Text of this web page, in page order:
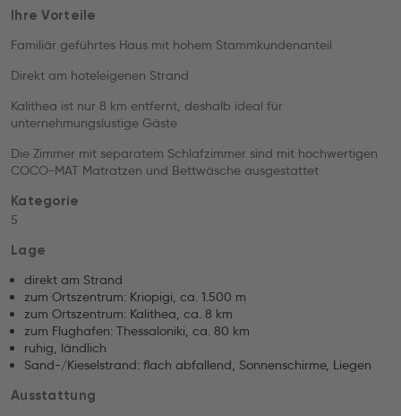
Ihre Vorteile
Familiär geführtes Haus mit hohem Stammkundenanteil
Direkt am hoteleigenen Strand
Kalithea ist nur 8 km entfernt, deshalb ideal für
unternehmungslustige Gäste
Die Zimmer mit separatem Schlafzimmer sind mit hochwertigen
COCO-MAT Matratzen und Bettwäsche ausgestattet
Kategorie
5
Lage
direkt am Strand
zum Ortszentrum: Kriopigi, ca. 1.500 m
zum Ortszentrum: Kalithea, ca. 8 km
zum Flughafen: Thessaloniki, ca. 80 km
ruhig, ländlich
Sand-/Kieselstrand: flach abfallend, Sonnenschirme, Liegen
Ausstattung